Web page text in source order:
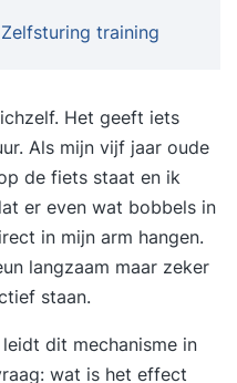
NB: we zijn ons
of je nu met
,
teams werkt. Waarom
Training? Omdat
zoeken steeds meer
van werken. Met
voor klanten.
werkwijzen vaak
training
Het geeft iets
Als mijn vijf jaar oude
de fiets staat en ik
er even wat bobbels in
in mijn arm hangen.
langzaam maar zeker
staan.
dit mechanisme in
wat is het effect